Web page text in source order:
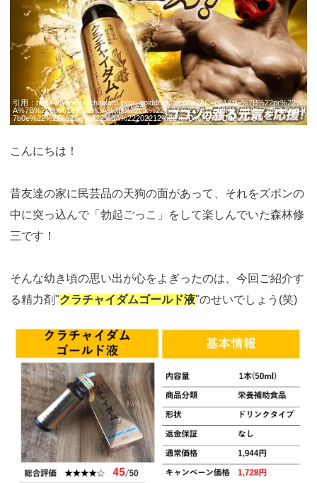
3292997k&p=p757084N
引用： https://www.krachaidam.jp/pr_golddrink/afi.php?AC=p61&fil=%7B%22pr%22%3
A%7B%2298661e%22%3A%7B%22clk%22%3A%227012e63f1178f181f776b0d0634f
7b0e%22%2C%22ym%22%3A%22202212%22%7D%7D%7D&guid=ON
こんにちは！
昔友達の家に民芸品の天狗の面があって、それをズボンの
中に突っ込んで「勃起ごっこ」をして楽しんでいた森林修
三です！
そんな幼き頃の思い出が心をよぎったのは、今回ご紹介す
る精力剤"クラチャイダムゴールド液"のせいでしょう(笑)